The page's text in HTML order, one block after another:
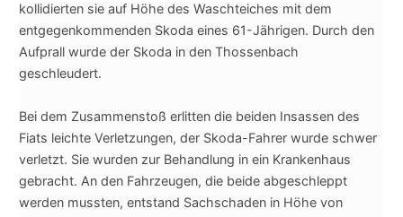
kollidierten sie auf Höhe des Waschteiches mit dem
entgegenkommenden Skoda eines 61-Jährigen. Durch den
Aufprall wurde der Skoda in den Thossenbach
geschleudert.
Bei dem Zusammenstoß erlitten die beiden Insassen des
Fiats leichte Verletzungen, der Skoda-Fahrer wurde schwer
verletzt. Sie wurden zur Behandlung in ein Krankenhaus
gebracht. An den Fahrzeugen, die beide abgeschleppt
werden mussten, entstand Sachschaden in Höhe von